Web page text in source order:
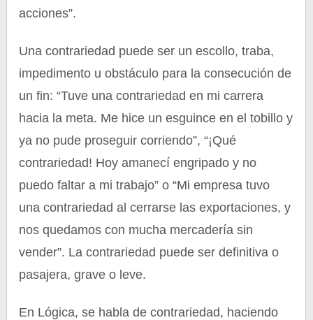
acciones”.
Una contrariedad puede ser un escollo, traba,
impedimento u obstáculo para la consecución de
un fin: “Tuve una contrariedad en mi carrera
hacia la meta. Me hice un esguince en el tobillo y
ya no pude proseguir corriendo”, “¡Qué
contrariedad! Hoy amanecí engripado y no
puedo faltar a mi trabajo” o “Mi empresa tuvo
una contrariedad al cerrarse las exportaciones, y
nos quedamos con mucha mercadería sin
vender”. La contrariedad puede ser definitiva o
pasajera, grave o leve.
En Lógica, se habla de contrariedad, haciendo